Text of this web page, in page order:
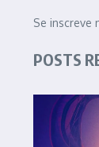
Se inscreve
POSTS